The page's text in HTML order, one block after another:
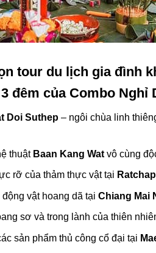
tour du lịch gia đình
đêm của Combo Nghỉ
Doi Suthep– ngôi chùa linh
thuật Baan Kang Wat vô cùng
rỡ của thảm thực vật tại
vật hoang dã tại Chiang Mai
sơ và trong lành của thiên
sản phẩm thủ công cổ đại tại